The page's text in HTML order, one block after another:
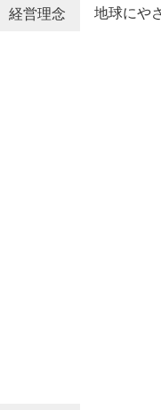
経営理念 地球にや